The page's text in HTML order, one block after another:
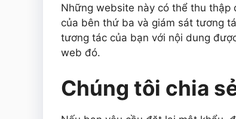
Những website này có thể thu
của bên thứ ba và giám sát tương
tương tác của bạn với nội dung
web đó.
Chúng tôi chia